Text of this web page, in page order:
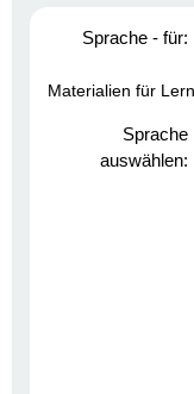
Sprache - für:
Materialien für
Sprache
auswählen: